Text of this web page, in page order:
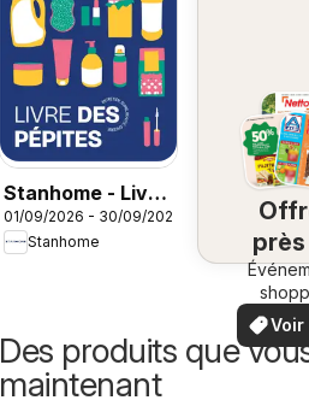
Stanhome - Livre
des pépites
Septembre 2026
01/09/2026 - 30/09/2026
Stanhome
près
Voir
Des produits que
maintenant